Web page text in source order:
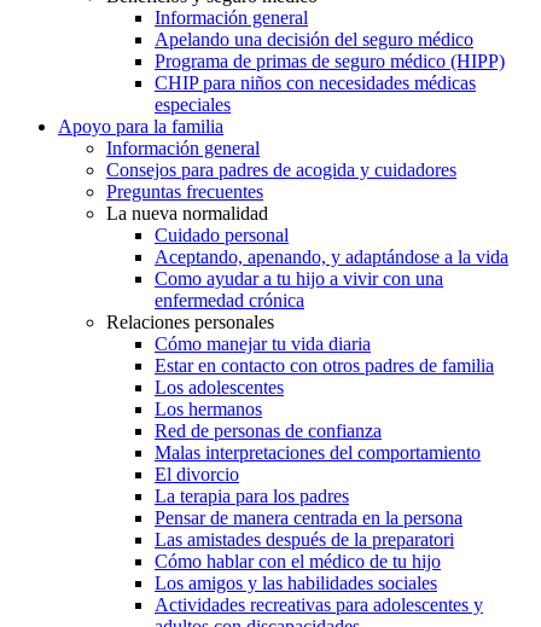
Información general
Apelando una decisión del seguro médico
Programa de primas de seguro médico (HIPP)
CHIP para niños con necesidades médicas
especiales
Apoyo para la familia
Información general
Consejos para padres de acogida y cuidadores
Preguntas frecuentes
La nueva normalidad
Cuidado personal
Aceptando, apenando, y adaptándose a la vida
Como ayudar a tu hijo a vivir con una
enfermedad crónica
Relaciones personales
Cómo manejar tu vida diaria
Estar en contacto con otros padres de familia
Los adolescentes
Los hermanos
Red de personas de confianza
Malas interpretaciones del comportamiento
El divorcio
La terapia para los padres
Pensar de manera centrada en la persona
Las amistades después de la preparatori
Cómo hablar con el médico de tu hijo
Los amigos y las habilidades sociales
Actividades recreativas para adolescentes y